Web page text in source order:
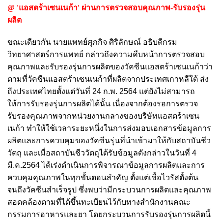
@ 'แอสตร้าเซนเนก้า' ผ่านการตรวจสอบคุณภาพ-รับรองรุ่น
ผลิต
ขณะเดียวกัน นายแพทย์ศุภกิจ ศิริลักษณ์ อธิบดีกรม
วิทยาศาสตร์การแพทย์ กล่าวถึงความคืบหน้าการตรวจสอบ
คุณภาพและรับรองรุ่นการผลิตของวัคซีนแอสตร้าเซนเนก้าว่า
ตามที่วัคซีนแอสตร้าเซนเนก้าที่ผลิตจากประเทศเกาหลีใต้ ส่ง
ถึงประเทศไทยตั้งแต่วันที่ 24 ก.พ. 2564 แต่ยังไม่สามารถ
ให้การรับรองรุ่นการผลิตได้นั้น เนื่องจากต้องรอการตรวจ
รับรองคุณภาพจากหน่วยงานกลางของบริษัทแอสตร้าเซน
เนก้า ทำให้ใช้เวลาระยะหนึ่งในการส่งมอบเอกสารข้อมูลการ
ผลิตและการควบคุมของวัคซีนรุ่นที่นำเข้ามาให้กับสถาบันชีว
วัตถุ และเมื่อสถาบันชีววัตถุได้รับข้อมูลดังกล่าวในวันที่ 4
มี.ค.2564 ได้เร่งดำเนินการพิจารณาข้อมูลการผลิตและการ
ควบคุมคุณภาพในทุกขั้นตอนสำคัญ ตั้งแต่เชื้อไวรัสตั้งต้น
จนถึงวัคซีนสำเร็จรูป ซึ่งพบว่ามีกระบวนการผลิตและคุณภาพ
สอดคล้องตามที่ได้ขึ้นทะเบียนไว้กับทางสำนักงานคณะ
กรรมการอาหารและยา โดยกระบวนการรับรองรุ่นการผลิตนี้